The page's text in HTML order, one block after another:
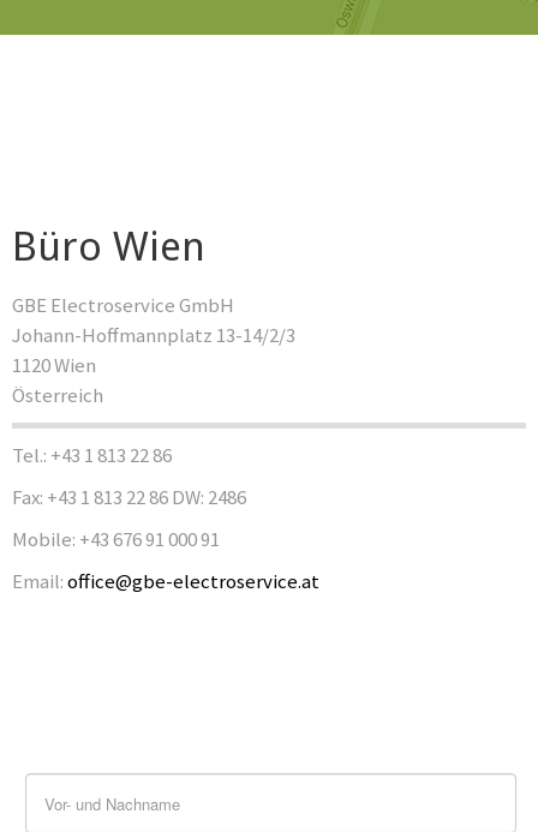
Büro Wien
GBE Electroservice GmbH
Johann-Hoffmannplatz 13-14/2/3
1120 Wien
Österreich
Tel.: +43 1 813 22 86
Fax: +43 1 813 22 86 DW: 2486
Mobile: +43 676 91 000 91
Email:office@gbe-electroservice.at